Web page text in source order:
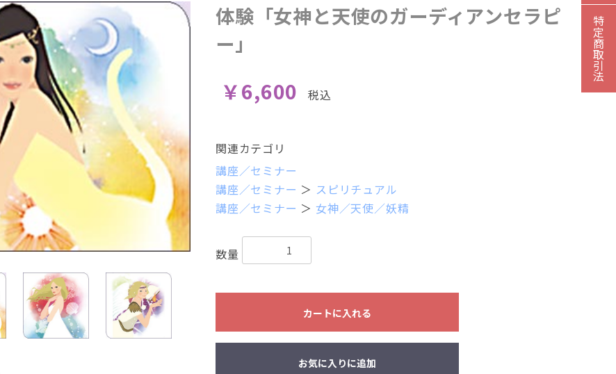
セミナー/予約申込
オンラインショップ
Category list
月詠み／カラールネーション
カラー／オーラソーマ
体験「女神と天使のガーディアンセラピ
ー」
￥6,600
税込
関連カテゴリ
講座／セミナー
講座／セミナー ＞ スピリチュアル
講座／セミナー ＞女神／天使／妖精
数量
カートに入れる
お気に入りに追加
特定商取引法